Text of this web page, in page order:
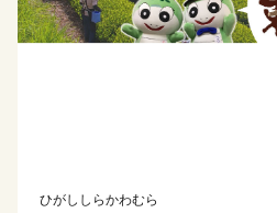
ひがししらかわむら